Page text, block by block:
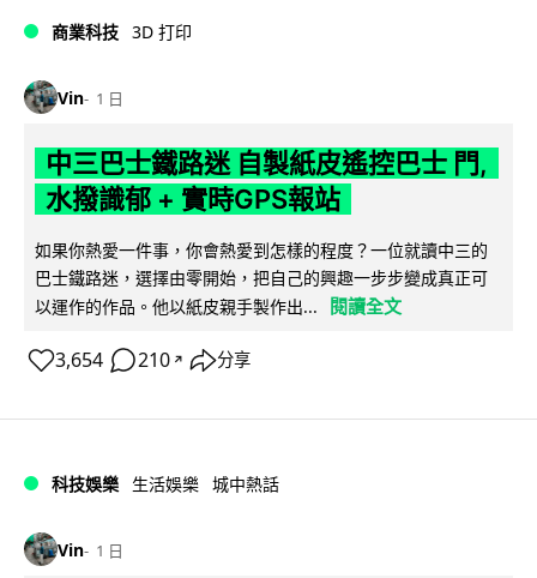
商業科技 3D 打印
Vin 1 日
中三巴士鐵路迷 自製紙皮遙控巴士 門,
水撥識郁 + 實時GPS報站
如果你熱愛一件事，你會熱愛到怎樣的程度？一位就讀中三的
巴士鐵路迷，選擇由零開始，把自己的興趣一步步變成真正可
以運作的作品。他以紙皮親手製作出...
閱讀全文
3,654 210 ↗ 分享
科技娛樂 生活娛樂 城中熱話
Vin 1 日